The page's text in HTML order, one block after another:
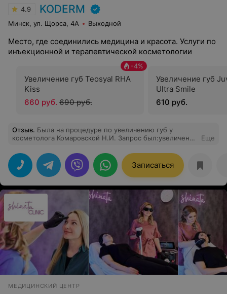
4.9 KODERM
Минск, ул. Щорса, 4А Выходной
Место, где соединились медицина и красота. Услуги по
инъекционной и терапевтической косметологии
Увеличение губ Teosyal RHA
Kiss
-4%
660 руб. 690 руб.
Увеличение губ
Ultra Smile
610 руб.
Отзыв. Была на процедуре по увеличению губ у
косметолога Комаровской Н.И. Запрос был:увеличение
небольшой асимметрии верхней губы. Результатом
очень довольна! Получила, то что хотела. Наталья
Игоревна все сделала максимально аккуратно, без
синяков и комков. Спасибо!
Еще
Записаться
МЕДИЦИНСКИЙ ЦЕНТР